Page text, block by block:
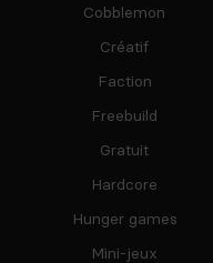
Cobblemon
Créatif
Faction
Freebuild
Gratuit
Hardcore
Hunger games
Mini-jeux